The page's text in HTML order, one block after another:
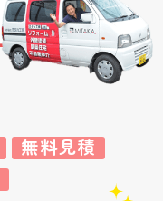
無料見積